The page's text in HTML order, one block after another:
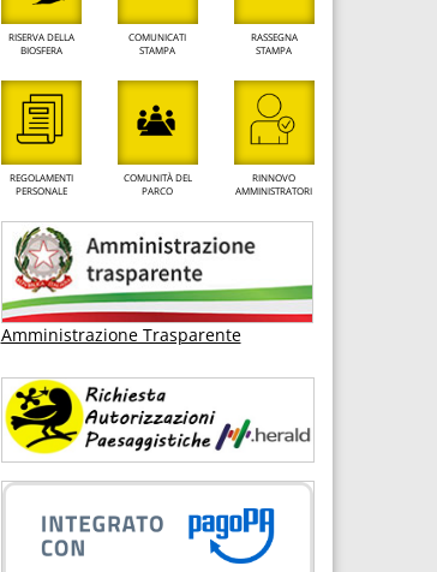
RISERVA DELLA
BIOSFERA
COMUNICATI
STAMPA
RASSEGNA
STAMPA
REGOLAMENTI
PERSONALE
COMUNITÀ DEL
PARCO
RINNOVO
AMMINISTRATORI
Amministrazione Trasparente